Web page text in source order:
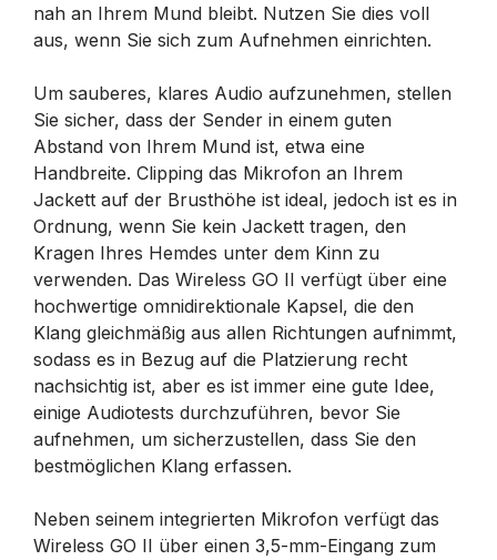
nah an Ihrem Mund bleibt. Nutzen Sie dies voll
aus, wenn Sie sich zum Aufnehmen einrichten.
Um sauberes, klares Audio aufzunehmen, stellen
Sie sicher, dass der Sender in einem guten
Abstand von Ihrem Mund ist, etwa eine
Handbreite. Clipping das Mikrofon an Ihrem
Jackett auf der Brusthöhe ist ideal, jedoch ist es in
Ordnung, wenn Sie kein Jackett tragen, den
Kragen Ihres Hemdes unter dem Kinn zu
verwenden. Das Wireless GO II verfügt über eine
hochwertige omnidirektionale Kapsel, die den
Klang gleichmäßig aus allen Richtungen aufnimmt,
sodass es in Bezug auf die Platzierung recht
nachsichtig ist, aber es ist immer eine gute Idee,
einige Audiotests durchzuführen, bevor Sie
aufnehmen, um sicherzustellen, dass Sie den
bestmöglichen Klang erfassen.
Neben seinem integrierten Mikrofon verfügt das
Wireless GO II über einen 3,5-mm-Eingang zum